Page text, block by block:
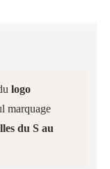
logo
marquage
du S au